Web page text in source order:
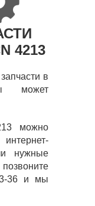
4213
в
может
можно
нужные
36 и мы